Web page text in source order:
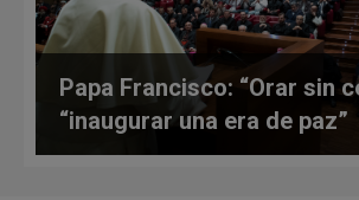
Papa Francisco: “Orar sin
“inaugurar una era de paz”